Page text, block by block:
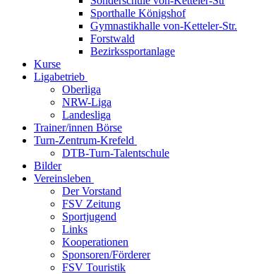
Sporthalle Königshof
Gymnastikhalle von-Ketteler-Str.
Forstwald
Bezirkssportanlage
Kurse
Ligabetrieb
Oberliga
NRW-Liga
Landesliga
Trainer/innen Börse
Turn-Zentrum-Krefeld
DTB-Turn-Talentschule
Bilder
Vereinsleben
Der Vorstand
FSV Zeitung
Sportjugend
Links
Kooperationen
Sponsoren/Förderer
FSV Touristik